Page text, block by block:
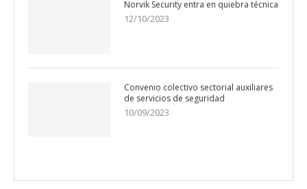
Norvik Security entra en quiebra técnica
12/10/2023
Convenio colectivo sectorial auxiliares
de servicios de seguridad
10/09/2023